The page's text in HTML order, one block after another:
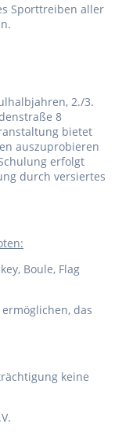
Sporttreiben aller
2./3.
8
bietet
auszuprobieren
erfolgt
durch versiertes
Boule, Flag
das
keine